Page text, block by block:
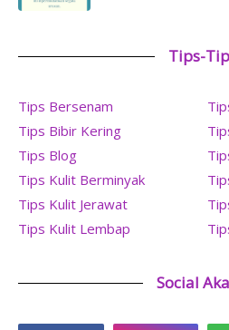
Tips-
Tips Bersenam
Tips Bibir Kering
Tips Blog
Tips Kulit Berminyak
Tips Kulit Jerawat
Tips Kulit Lembap
Social